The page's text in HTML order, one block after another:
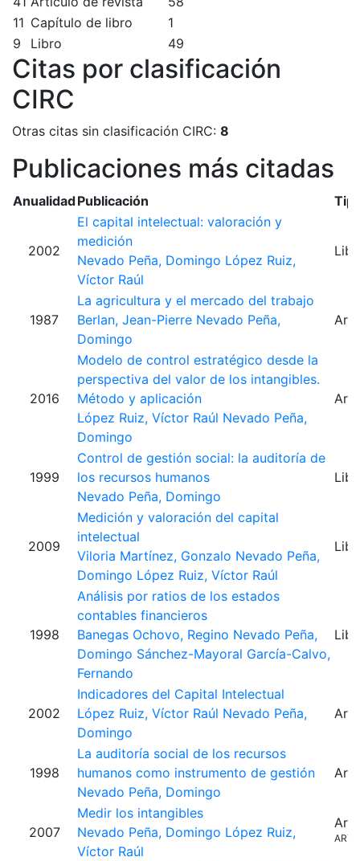
11 Capítulo de libro
1
9
Libro 49
Citas por clasificación
CIRC
Otras citas sin clasificación CIRC: 8
Publicaciones más citadas
AnualidadPublicación
2002
El capital intelectual: valoración y
medición
Nevado Peña, Domingo López Ruiz,
Víctor Raúl
1987
La agricultura y el mercado del trabajo
Berlan, Jean-Pierre Nevado Peña,
Domingo
2016
Modelo de control estratégico desde la
perspectiva del valor de los intangibles.
Método y aplicación
López Ruiz, Víctor Raúl Nevado Peña,
Domingo
1999
Control de gestión social: la auditoría de
los recursos humanos
Nevado Peña, Domingo
2009
Medición y valoración del capital
intelectual
Viloria Martínez, Gonzalo Nevado Peña,
Domingo López Ruiz, Víctor Raúl
1998
Análisis por ratios de los estados
contables financieros
Banegas Ochovo, Regino Nevado Peña,
Domingo Sánchez-Mayoral García-Calvo,
Fernando
2002
Indicadores del Capital Intelectual
López Ruiz, Víctor Raúl Nevado Peña,
Domingo
1998
La auditoría social de los recursos
humanos como instrumento de gestión
Nevado Peña, Domingo
2007
Medir los intangibles
Nevado Peña, Domingo López Ruiz,
Víctor Raúl